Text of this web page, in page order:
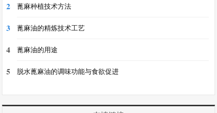
2 蓖麻种植技术方法
3 蓖麻油的精炼技术工艺
4 蓖麻油的用途
5 脱水蓖麻油的调味功能与食欲促进